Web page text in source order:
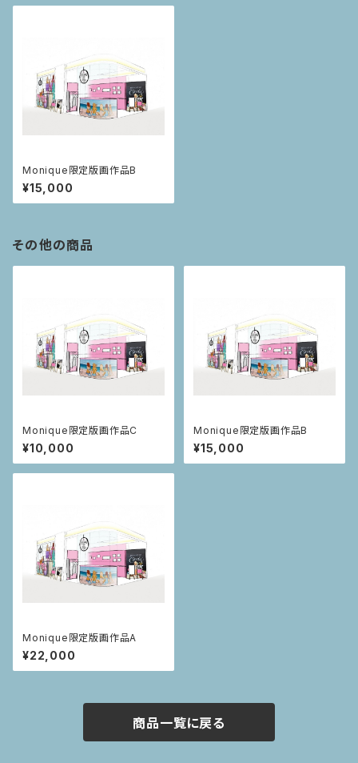
Monique限定版画作品B
¥15,000
その他の商品
Monique限定版画作品C
¥10,000
Monique限定版画作品B
¥15,000
Monique限定版画作品A
¥22,000
商品一覧に戻る